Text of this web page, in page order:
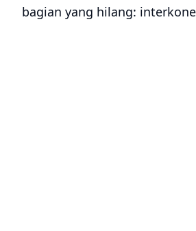
bagian yang hilang: